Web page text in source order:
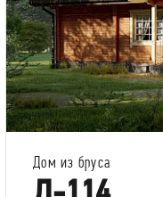
Дом из бруса